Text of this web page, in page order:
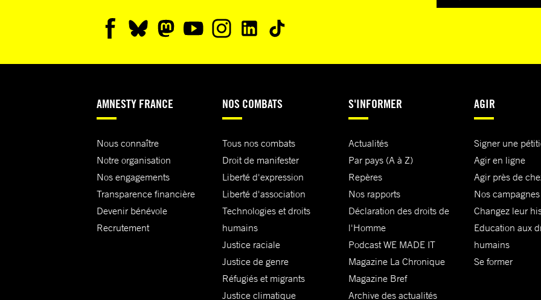
AMNESTY FRANCE
Nous connaître
Notre organisation
Nos engagements
Transparence financière
Devenir bénévole
Recrutement
NOS COMBATS
Tous nos combats
Droit de manifester
Liberté d'expression
Liberté d'association
Technologies et droits
humains
Justice raciale
Justice de genre
Réfugiés et migrants
Justice climatique
S'INFORMER
Actualités
Par pays (A à Z)
Repères
Nos rapports
Déclaration des droits de
l'Homme
Podcast WE MADE IT
Magazine La Chronique
Magazine Bref
Archive des actualités
AGIR
Signer une
Agir en ligne
Agir près de
Nos campagnes
Changez leur
Education aux
humains
Se former